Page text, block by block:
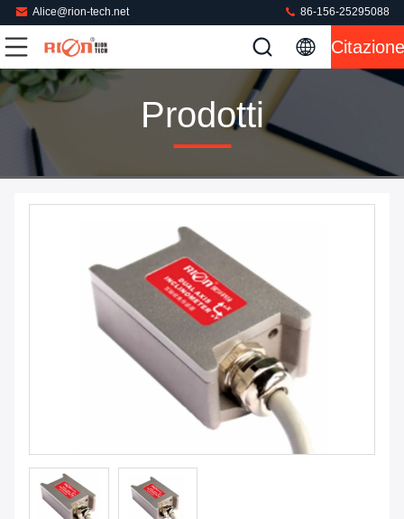
Alice@rion-tech.net 86-156-25295088
Citazione
Prodotti